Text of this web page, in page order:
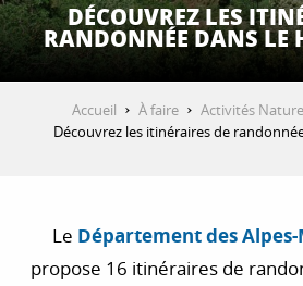
DÉCOUVREZ LES
RANDONNÉE DANS LE
Accueil À faire
Activités
Découvrez les itinéraires de
Le Département des
propose 16 itinéraires de